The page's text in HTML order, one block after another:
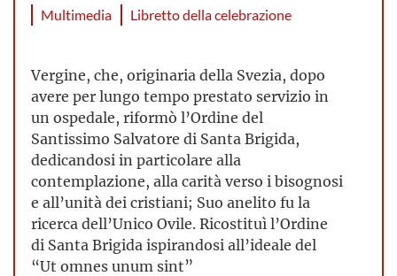
Multimedia Libretto della celebrazione
Vergine, che, originaria della Svezia, dopo
avere per lungo tempo prestato servizio in
un ospedale, riformò l’Ordine del
Santissimo Salvatore di Santa Brigida,
dedicandosi in particolare alla
contemplazione, alla carità verso i bisognosi
e all’unità dei cristiani; Suo anelito fu la
ricerca dell’Unico Ovile. Ricostituì l’Ordine
di Santa Brigida ispirandosi all’ideale del
“Ut omnes unum sint”